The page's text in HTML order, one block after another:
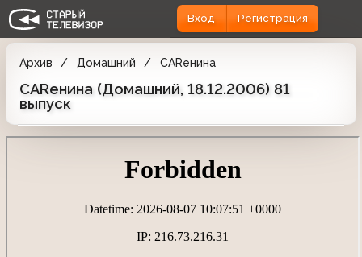
Вход Регистрация
Архив Домашний CARенина
CARенина (Домашний, 18.12.2006) 81
выпуск